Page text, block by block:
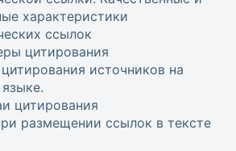
характеристики
ссылок
цитирования
источников на
цитирования
размещении ссылок в тексте